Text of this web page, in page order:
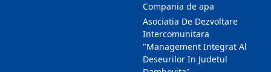
Compania de apa
Asociatia De Dezvoltare
Intercomunitara
"Management Integrat Al
Deseurilor In Judetul